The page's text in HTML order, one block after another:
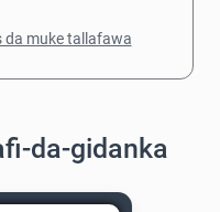
da muke tallafawa
da-gidanka